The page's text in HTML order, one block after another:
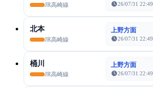
JR高崎線 26/07/31 22:49
北本
JR高崎線
上野方面
26/07/31 22:49
桶川
JR高崎線
上野方面
26/07/31 22:49